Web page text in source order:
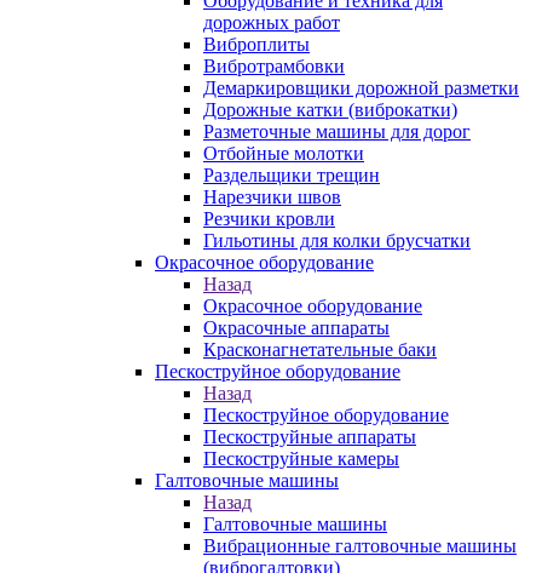
дорожных работ
Виброплиты
Вибротрамбовки
Демаркировщики дорожной разметки
Дорожные катки (виброкатки)
Разметочные машины для дорог
Отбойные молотки
Раздельщики трещин
Нарезчики швов
Резчики кровли
Гильотины для колки брусчатки
Окрасочное оборудование
Назад
Окрасочное оборудование
Окрасочные аппараты
Красконагнетательные баки
Пескоструйное оборудование
Назад
Пескоструйное оборудование
Пескоструйные аппараты
Пескоструйные камеры
Галтовочные машины
Назад
Галтовочные машины
Вибрационные галтовочные машины
(виброгалтовки)